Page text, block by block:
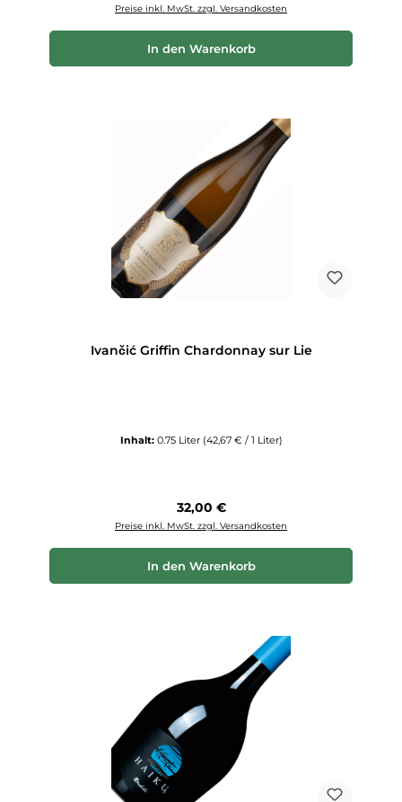
Preise inkl. MwSt. zzgl. Versandkosten
In den Warenkorb
Ivančić Griffin Chardonnay sur Lie
Inhalt: 0.75 Liter (42,67 € / 1 Liter)
Regulärer Preis:
32,00 €
Preise inkl. MwSt. zzgl. Versandkosten
In den Warenkorb